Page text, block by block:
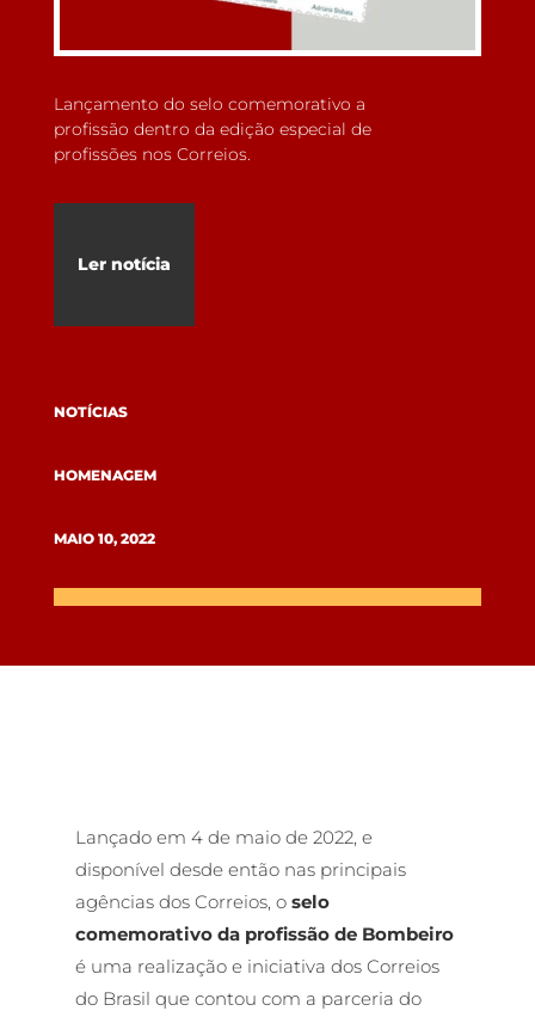
Lançamento do selo comemorativo a
profissão dentro da edição especial de
profissões nos Correios.
Ler notícia
NOTÍCIAS
HOMENAGEM
MAIO 10, 2022
Lançado em 4 de maio de 2022, e
disponível desde então nas principais
agências dos Correios, o selo
comemorativo da profissão de Bombeiro
é uma realização e iniciativa dos Correios
do Brasil que contou com a parceria do